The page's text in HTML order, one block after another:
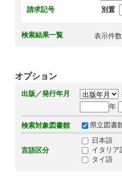
請求記号
別置
検索結果一覧 表示件数
オプション
出版／発行年月
年
検索対象図書館 県立図書
言語区分
日本語
イタリア
タイ語